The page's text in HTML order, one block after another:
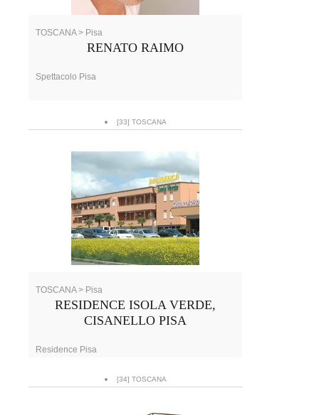
TOSCANA > Pisa
RENATO RAIMO
Spettacolo Pisa
[33] TOSCANA
TOSCANA > Pisa
RESIDENCE ISOLA VERDE,
CISANELLO PISA
Residence Pisa
[34] TOSCANA